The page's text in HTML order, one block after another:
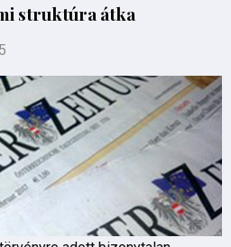
struktúra átka